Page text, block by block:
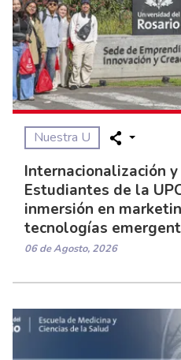
Nuestra U
Internacionalización
Estudiantes de la
inmersión en
tecnologías
06 de Agosto, 2026